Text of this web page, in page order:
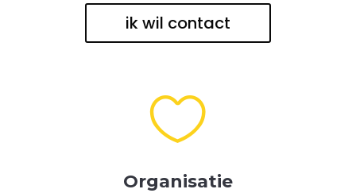
ik wil contact

Organisatie